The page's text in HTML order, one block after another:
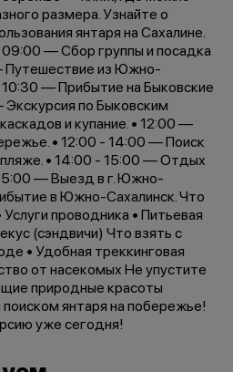
размера. Узнайте о
янтаря на Сахалине.
09:00 — Сбор группы и посадка
Путешествие из Южно-
10:30 — Прибытие на Быковские
по Быковским
и купание. • 12:00 —
• 12:00 - 14:00 — Поиск
пляже. • 14:00 - 15:00 — Отдых
— Выезд в г. Южно-
в Южно-Сахалинск. Что
проводника • Питьевая
(сэндвичи) Что взять с
• Удобная треккинговая
от насекомых Не упустите
природные красоты
поиском янтаря на побережье!
уже сегодня!